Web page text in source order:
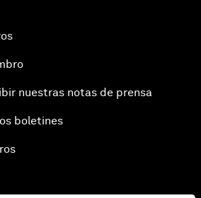
nuestras notas de prensa
boletines